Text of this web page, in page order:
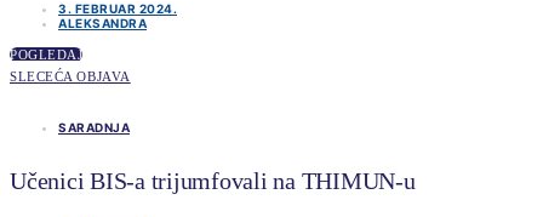
3. FEBRUAR 2024.
ALEKSANDRA
POGLEDAJ
SLECEĆA OBJAVA
SARADNJA
Učenici BIS-a trijumfovali na THIMUN-u